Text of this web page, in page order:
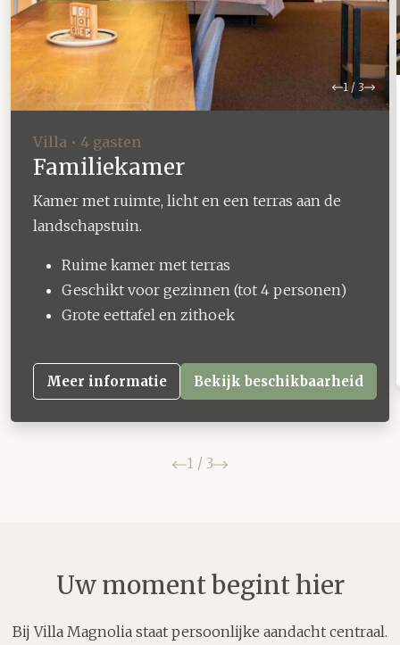
Vorige
1/ 3
Villa • 4 gasten
Familiekamer
Kamer met ruimte, licht en een terras aan de
landschapstuin.
Ruime kamer met terras
Geschikt voor gezinnen (tot 4 personen)
Grote eettafel en zithoek
Meer informatie Bekijk beschikbaarheid
Vorige
1 / 3 Volgende
Uw moment begint hier
Bij Villa Magnolia staat persoonlijke aandacht centraal.